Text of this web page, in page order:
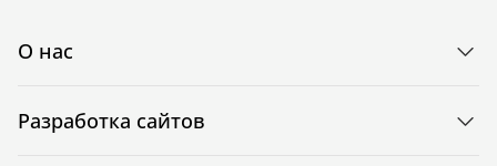
О нас
Разработка сайтов